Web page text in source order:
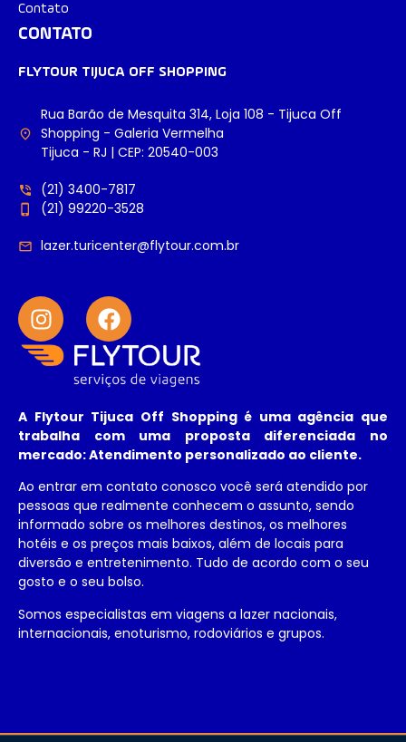
A Flytour Tijuca Off Shoppingé uma agência que
trabalha com uma proposta diferenciada no
mercado: Atendimento personalizado ao cliente.
Ao entrar em contato conosco você será atendido por
pessoas que realmente conhecem o assunto, sendo
informado sobre os melhores destinos, os melhores
hotéis e os preços mais baixos, além de locais para
diversão e entretenimento. Tudo de acordo com o seu
gosto e o seu bolso.
Somos especialistas em viagens a lazer nacionais,
internacionais, enoturismo, rodoviários e grupos.
CONTATO
FLYTOUR TIJUCA OFF SHOPPING
Rua Barão de Mesquita 314, Loja 108 - Tijuca Off
Shopping - Galeria Vermelha
Tijuca - RJ | CEP: 20540-003
(21) 3400-7817
(21) 99220-3528
lazer.turicenter@flytour.com.br
Contato